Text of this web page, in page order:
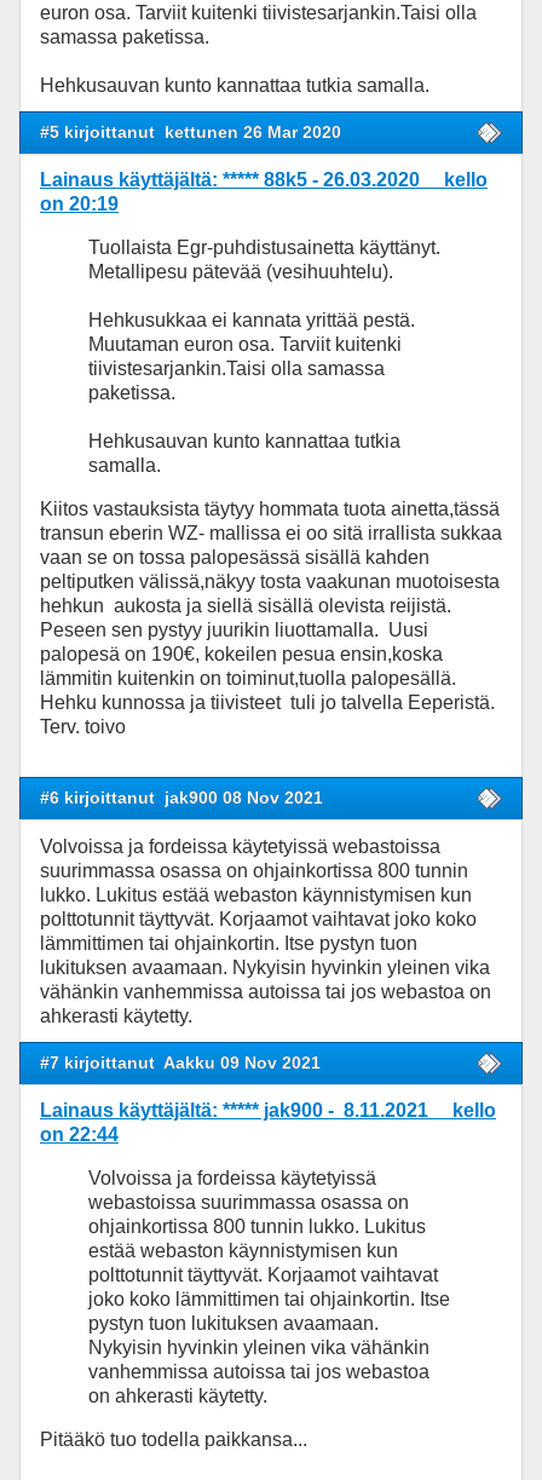
euron osa. Tarviit kuitenki tiivistesarjankin.Taisi olla
samassa paketissa.
Hehkusauvan kunto kannattaa tutkia samalla.
#5 kirjoittanut kettunen 26 Mar 2020
Lainaus käyttäjältä: ***** 88k5 - 26.03.2020 kello
on 20:19
Tuollaista Egr-puhdistusainetta käyttänyt.
Metallipesu pätevää (vesihuuhtelu).
Hehkusukkaa ei kannata yrittää pestä.
Muutaman euron osa. Tarviit kuitenki
tiivistesarjankin.Taisi olla samassa
paketissa.
Hehkusauvan kunto kannattaa tutkia
samalla.
Kiitos vastauksista täytyy hommata tuota ainetta,tässä
transun eberin WZ- mallissa ei oo sitä irrallista sukkaa
vaan se on tossa palopesässä sisällä kahden
peltiputken välissä,näkyy tosta vaakunan muotoisesta
hehkun aukosta ja siellä sisällä olevista reijistä.
Peseen sen pystyy juurikin liuottamalla. Uusi
palopesä on 190€, kokeilen pesua ensin,koska
lämmitin kuitenkin on toiminut,tuolla palopesällä.
Hehku kunnossa ja tiivisteet tuli jo talvella Eeperistä.
Terv. toivo
#6 kirjoittanut jak900 08 Nov 2021
Volvoissa ja fordeissa käytetyissä webastoissa
suurimmassa osassa on ohjainkortissa 800 tunnin
lukko. Lukitus estää webaston käynnistymisen kun
polttotunnit täyttyvät. Korjaamot vaihtavat joko koko
lämmittimen tai ohjainkortin. Itse pystyn tuon
lukituksen avaamaan. Nykyisin hyvinkin yleinen vika
vähänkin vanhemmissa autoissa tai jos webastoa on
ahkerasti käytetty.
#7 kirjoittanut Aakku 09 Nov 2021
Lainaus käyttäjältä: ***** jak900 - 8.11.2021 kello
on 22:44
Volvoissa ja fordeissa käytetyissä
webastoissa suurimmassa osassa on
ohjainkortissa 800 tunnin lukko. Lukitus
estää webaston käynnistymisen kun
polttotunnit täyttyvät. Korjaamot vaihtavat
joko koko lämmittimen tai ohjainkortin. Itse
pystyn tuon lukituksen avaamaan.
Nykyisin hyvinkin yleinen vika vähänkin
vanhemmissa autoissa tai jos webastoa
on ahkerasti käytetty.
Pitääkö tuo todella paikkansa...